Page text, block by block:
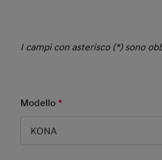
I campi con asterisco (*) sono
Modello*
KONA